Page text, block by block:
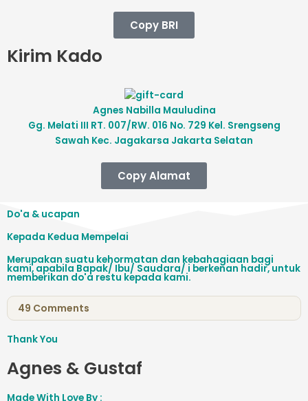
Copy BRI
Kirim Kado
Agnes Nabilla Mauludina
Gg. Melati III RT. 007/RW. 016 No. 729 Kel. Srengseng
Sawah Kec. Jagakarsa Jakarta Selatan
Copy Alamat
Do'a & ucapan
Kepada Kedua Mempelai
Merupakan suatu kehormatan dan kebahagiaan bagi
kami, apabila Bapak/ Ibu/ Saudara/ i berkenan hadir, untuk
memberikan do'a restu kepada kami.
49 Comments
Thank You
Agnes & Gustaf
Made With Love By :